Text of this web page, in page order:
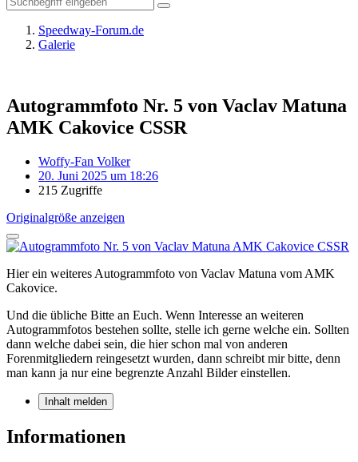
Speedway-Forum.de
Galerie
Autogrammfoto Nr. 5 von Vaclav Matuna
AMK Cakovice CSSR
Woffy-Fan Volker
20. Juni 2025 um 18:26
215 Zugriffe
Originalgröße anzeigen
Hier ein weiteres Autogrammfoto von Vaclav Matuna vom AMK
Cakovice.
Und die übliche Bitte an Euch. Wenn Interesse an weiteren
Autogrammfotos bestehen sollte, stelle ich gerne welche ein. Sollten
dann welche dabei sein, die hier schon mal von anderen
Forenmitgliedern reingesetzt wurden, dann schreibt mir bitte, denn
man kann ja nur eine begrenzte Anzahl Bilder einstellen.
Inhalt melden
Informationen